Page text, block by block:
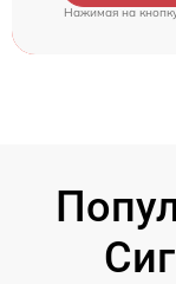
Нажимая на